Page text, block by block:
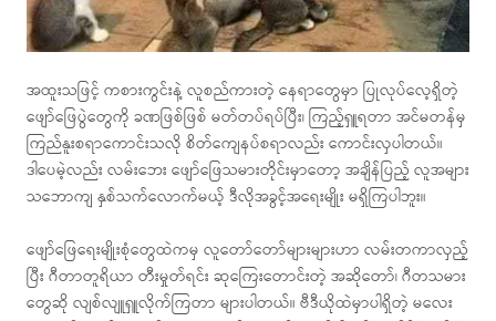
အထူးသဖြင့် ကစားကွင်းနဲ့ လူစည်ကားတဲ့ နေရာတွေမှာ ပြုလုပ်လေ့ရှိတဲ့
ဖျော်ဖြေပွဲတွေကို ခဏဖြစ်ဖြစ် မတ်တပ်ရပ်ပြီး၊ ကြည့်ရှူရတာ အင်မတန်မှ
ကြည်နူးစရာကောင်းသလို စိတ်ကျေနပ်စရာလည်း ကောင်းလှပါတယ်။
ဒါပေမဲ့လည်း လမ်းဘေး ဖျော်ဖြေသမားတိုင်းမှာတော့ အချိန်ပြည့် လူအများ
သဘောကျ နှစ်သက်လောက်မယ့် ဒီလိုအခွင့်အရေးမျိုး မရှိကြပါဘူး။
ဖျော်ဖြေရေးမျိုးစုံတွေထဲကမှ လူတော်တော်များများဟာ လမ်းတကာလှည့်
ပြီး ဂီတာတူရိယာ တီးမှုတ်ရင်း ဆုကြေးတောင်းတဲ့ အဆိုတော်၊ ဂီတသမား
တွေဆို လျစ်လျူရှူလိုက်ကြတာ များပါတယ်။ ဗီဒီယိုထဲမှာပါရှိတဲ့ မလေး